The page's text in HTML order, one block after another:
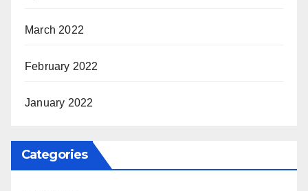
March 2022
February 2022
January 2022
Categories